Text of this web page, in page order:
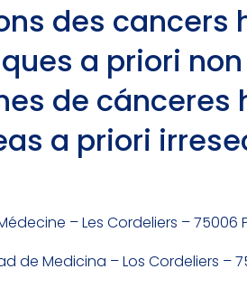
des
a priori
de
a priori
– Les Cordeliers – 75006
de Medicina – Los Cordeliers –